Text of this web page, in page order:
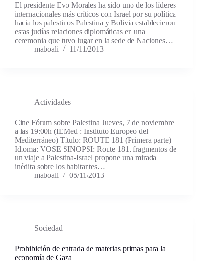
El presidente Evo Morales ha sido uno de los líderes
internacionales más críticos con Israel por su política
hacia los palestinos Palestina y Bolivia establecieron
estas judías relaciones diplomáticas en una
ceremonia que tuvo lugar en la sede de Naciones…
maboali
11/11/2013
Actividades
Cine Fórum sobre Palestina Jueves, 7 de noviembre
a las 19:00h (IEMed : Instituto Europeo del
Mediterráneo) Título: ROUTE 181 (Primera parte)
Idioma: VOSE SINOPSI: Route 181, fragmentos de
un viaje a Palestina-Israel propone una mirada
inédita sobre los habitantes…
maboali
05/11/2013
Sociedad
Prohibición de entrada de materias primas para la
economía de Gaza